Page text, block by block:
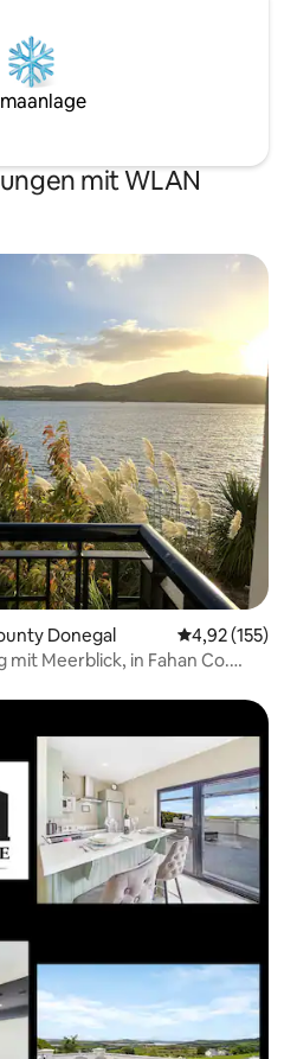
mit WLAN
Donegal
4,92 (155)
Meerblick, in Fahan Co.